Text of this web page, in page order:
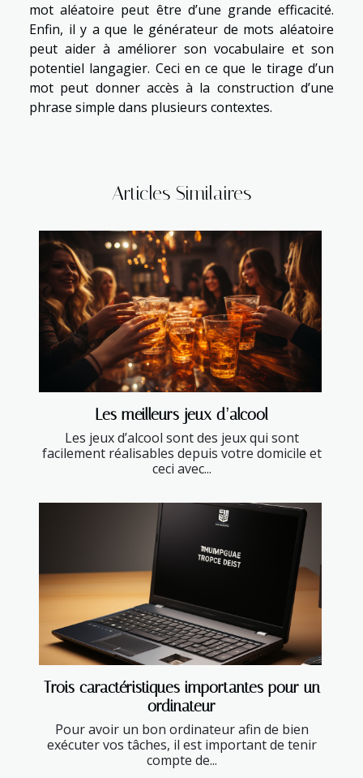
mot aléatoire peut être d’une grande efficacité.
Enfin, il y a que le générateur de mots aléatoire
peut aider à améliorer son vocabulaire et son
potentiel langagier. Ceci en ce que le tirage d’un
mot peut donner accès à la construction d’une
phrase simple dans plusieurs contextes.
Articles Similaires
Les meilleurs jeux d’alcool
Les jeux d’alcool sont des jeux qui sont
facilement réalisables depuis votre domicile et
ceci avec...
Trois caractéristiques importantes pour un
ordinateur
Pour avoir un bon ordinateur afin de bien
exécuter vos tâches, il est important de tenir
compte de...